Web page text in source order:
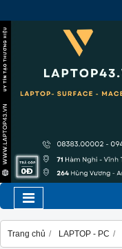
Trang chủ LAPTOP - PC